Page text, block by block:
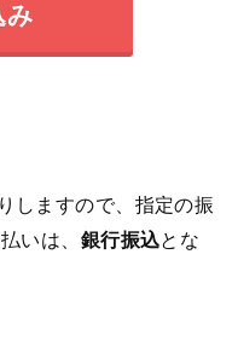
み
しますので、指定の振
いは、 銀行振込とな